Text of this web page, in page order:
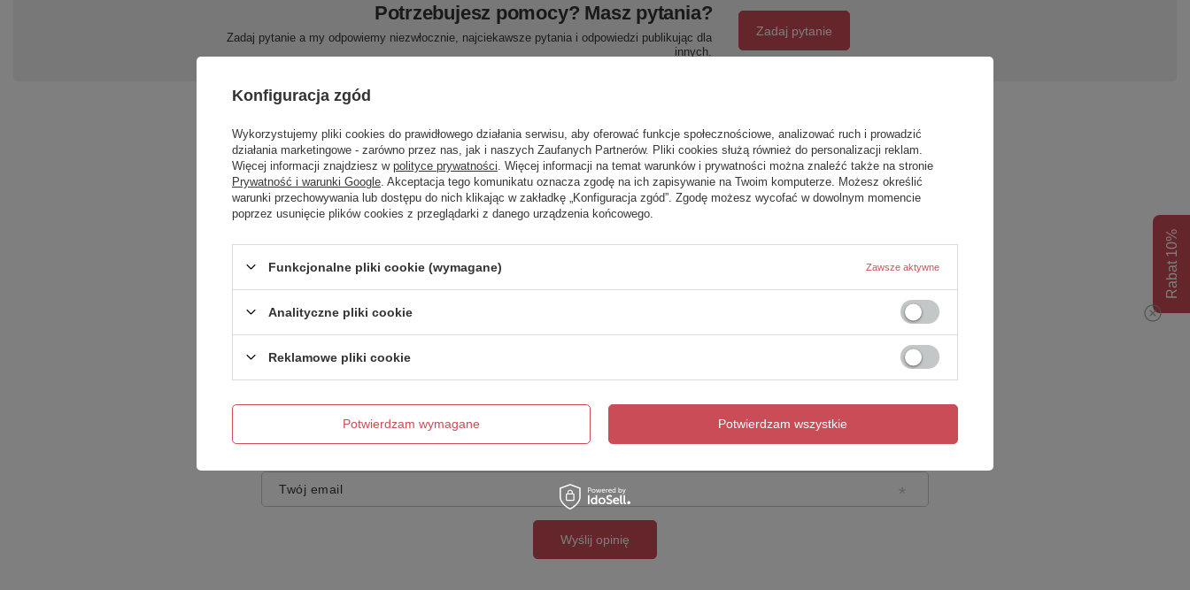
Potrzebujesz pomocy? Masz pytania?
Zadaj pytanie a my odpowiemy niezwłocznie, najciekawsze pytania i odpowiedzi publikując dla
innych.
Zadaj pytanie
Napisz swoją opinię
Twoja ocena:
5/5
Treść twojej opinii
Dodaj własne zdjęcie produktu:
Twoje imię
Twój email
Wyślij opinię
Rabat 10%
Konfiguracja zgód
Wykorzystujemy pliki cookies do prawidłowego działania serwisu, aby oferować funkcje społecznościowe, analizować ruch i prowadzić
działania marketingowe - zarówno przez nas, jak i naszych Zaufanych Partnerów. Pliki cookies służą również do personalizacji reklam.
Więcej informacji znajdziesz w polityce prywatności . Więcej informacji na temat warunków i prywatności można znaleźć także na stronie
Prywatność i warunki Google . Akceptacja tego komunikatu oznacza zgodę na ich zapisywanie na Twoim komputerze. Możesz określić
warunki przechowywania lub dostępu do nich klikając w zakładkę „Konfiguracja zgód”. Zgodę możesz wycofać w dowolnym momencie
poprzez usunięcie plików cookies z przeglądarki z danego urządzenia końcowego.
Funkcjonalne pliki cookie (wymagane) Zawsze aktywne
Analityczne pliki cookie
Reklamowe pliki cookie
Potwierdzam wymagane Potwierdzam wszystkie